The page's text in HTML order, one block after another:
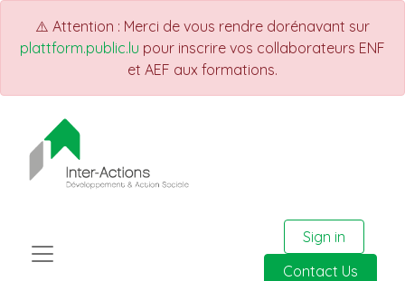
⚠️ Attention : Merci de vous rendre dorénavant sur
plattform.public.lu pour inscrire vos collaborateurs ENF
et AEF aux formations.
Sign in
Contact Us